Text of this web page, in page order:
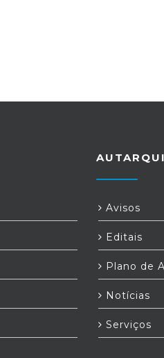
Avisos
Editais
Plano de
Notícias
Serviços